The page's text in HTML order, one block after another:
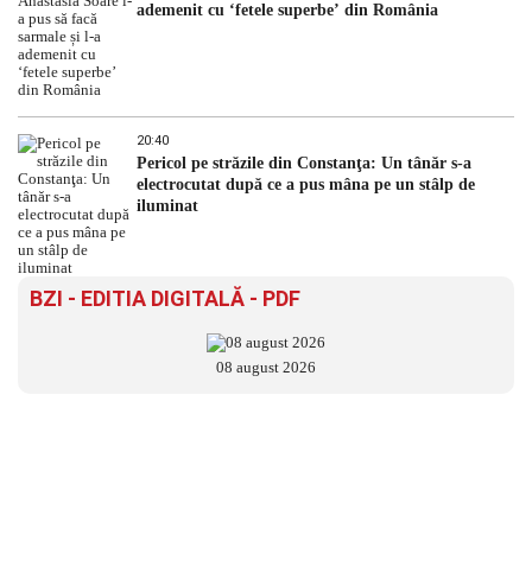
ademenit cu ‘fetele superbe’ din România
20:40
Pericol pe străzile din Constanţa: Un tânăr s-a
electrocutat după ce a pus mâna pe un stâlp de
iluminat
BZI - EDITIA DIGITALĂ - PDF
08 august 2026